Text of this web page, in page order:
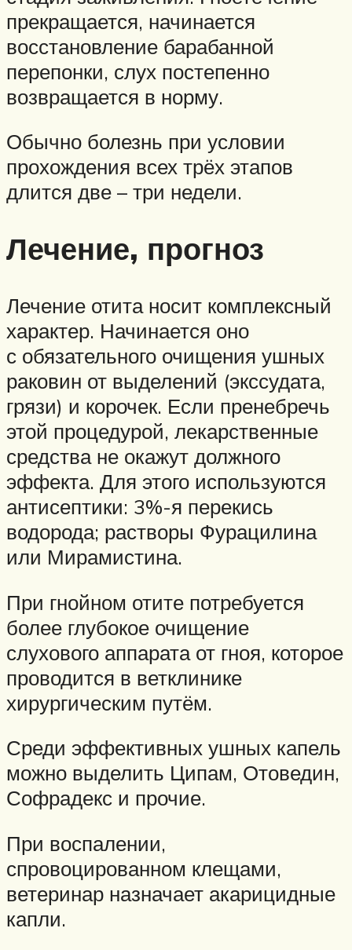
прекращается, начинается
восстановление барабанной
перепонки, слух постепенно
возвращается в норму.
Обычно болезнь при условии
прохождения всех трёх этапов
длится две – три недели.
Лечение, прогноз
Лечение отита носит комплексный
характер. Начинается оно
с обязательного очищения ушных
раковин от выделений (экссудата,
грязи) и корочек. Если пренебречь
этой процедурой, лекарственные
средства не окажут должного
эффекта. Для этого используются
антисептики: 3%-я перекись
водорода; растворы Фурацилина
или Мирамистина.
При гнойном отите потребуется
более глубокое очищение
слухового аппарата от гноя, которое
проводится в ветклинике
хирургическим путём.
Среди эффективных ушных капель
можно выделить Ципам, Отоведин,
Софрадекс и прочие.
При воспалении,
спровоцированном клещами,
ветеринар назначает акарицидные
капли.